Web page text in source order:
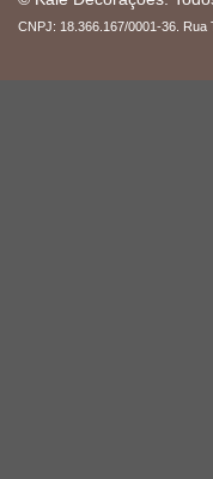
CNPJ: 18.366.167/0001-36. Rua